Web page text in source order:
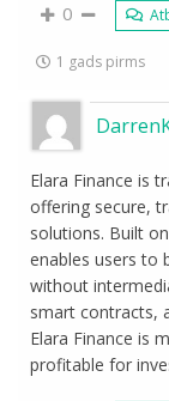
0
1 gads pirms
Elara Finance is
offering secure,
solutions. Built
enables users to
without
smart contracts,
Elara Finance is
profitable for